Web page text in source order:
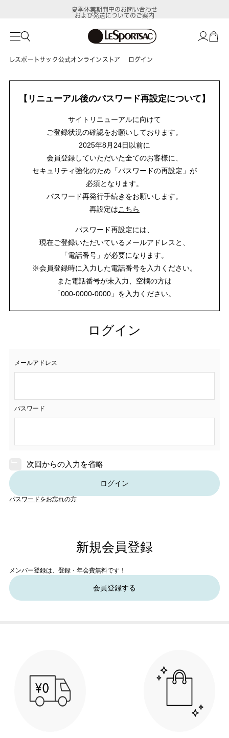
夏季休業期間中のお問い合わせ
および発送についてのご案内
レスポートサック公式オンラインストア ログイン
【リニューアル後のパスワード再設定について】
サイトリニューアルに向けて
ご登録状況の確認をお願いしております。
2025年8月24日以前に
会員登録していただいた全てのお客様に、
セキュリティ強化のため「パスワードの再設定」が
必須となります。
パスワード再発行手続きをお願いします。
再設定はこちら
パスワード再設定には、
現在ご登録いただいているメールアドレスと、
「電話番号」が必要になります。
※会員登録時に入力した電話番号を入力ください。
また電話番号が未入力、空欄の方は
「000-0000-0000」を入力ください。
ログイン
メールアドレス
パスワード
次回からの入力を省略
ログイン
パスワードをお忘れの方
新規会員登録
メンバー登録は、登録・年会費無料です！
会員登録する